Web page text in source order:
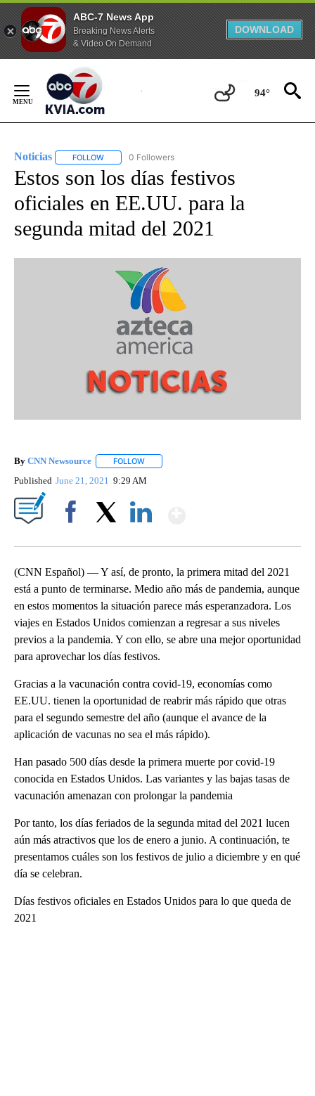
ABC-7 News App
Breaking News Alerts
& Video On Demand
DOWNLOAD
Content
94°
Noticias FOLLOW FOLLOW "NOTICIAS" TO RECEIVE NOTIFICATIONS
0 Followers
Estos son los días festivos
oficiales en EE.UU. para la
segunda mitad del 2021
By CNN Newsource FOLLOW
Published June 21, 2021 9:29 AM
(CNN Español) — Y así, de pronto, la primera mitad del 2021
está a punto de terminarse. Medio año más de pandemia, aunque
en estos momentos la situación parece más esperanzadora. Los
viajes en Estados Unidos comienzan a regresar a sus niveles
previos a la pandemia. Y con ello, se abre una mejor oportunidad
para aprovechar los días festivos.
Gracias a la vacunación contra covid-19, economías como
EE.UU. tienen la oportunidad de reabrir más rápido que otras
para el segundo semestre del año (aunque el avance de la
aplicación de vacunas no sea el más rápido).
Han pasado 500 días desde la primera muerte por covid-19
conocida en Estados Unidos. Las variantes y las bajas tasas de
vacunación amenazan con prolongar la pandemia
Por tanto, los días feriados de la segunda mitad del 2021 lucen
aún más atractivos que los de enero a junio. A continuación, te
presentamos cuáles son los festivos de julio a diciembre y en qué
día se celebran.
Días festivos oficiales en Estados Unidos para lo que queda de
2021